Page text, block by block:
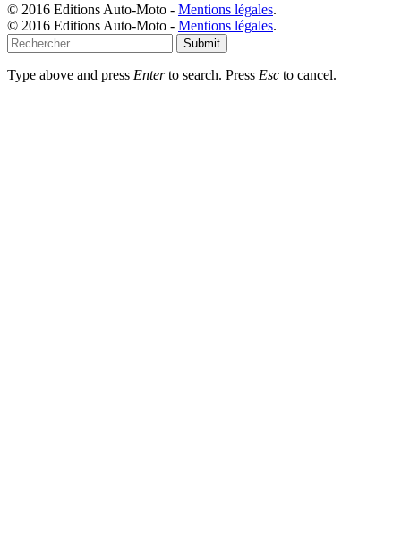
© 2016 Editions Auto-Moto - Mentions légales.
© 2016 Editions Auto-Moto - Mentions légales.
Submit
Type above and press Enterto search. Press Esc to cancel.